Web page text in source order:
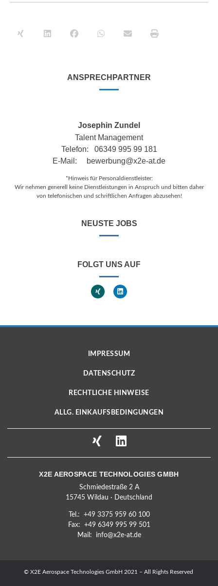
ANSPRECHPARTNER
Josephin Zundel
Talent Management
Telefon: 06349 995 99 181
E-Mail:
bewerbung@x2e-at.de
*Hinweis für Personaldienstleister:
Wir nehmen generell keine Dienstleistungen in Anspruch und bitten daher
von telefonischen und schriftlichen Anfragen abzusehen!
NEUSTE JOBS
FOLGT UNS AUF
IMPRESSUM
DATENSCHUTZ
RECHTLICHE HINWEISE
ALLG. EINKAUFSBEDINGUNGEN
X2E AEROSPACE TECHNOLOGIES GMBH
Schmiedestraße 2 A
15745 Wildau · Deutschland
Tel.: +49 3375 959 60 100
Fax: +49 6349 995 99 501
Mail:
info@x2e-at.de
© X2E Aerospace Technologies GmbH 2021 – All Rights Reserved